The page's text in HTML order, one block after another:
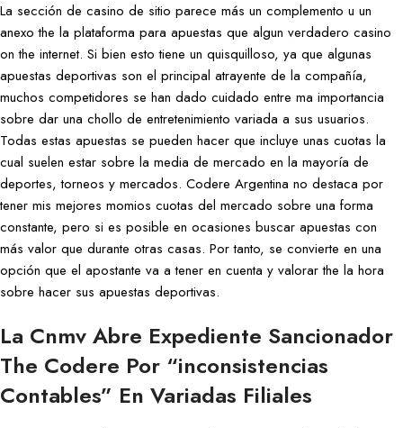
La sección de casino de sitio parece más un complemento u un
anexo the la plataforma para apuestas que algun verdadero casino
on the internet. Si bien esto tiene un quisquilloso, ya que algunas
apuestas deportivas son el principal atrayente de la compañía,
muchos competidores se han dado cuidado entre ma importancia
sobre dar una chollo de entretenimiento variada a sus usuarios.
Todas estas apuestas se pueden hacer que incluye unas cuotas la
cual suelen estar sobre la media de mercado en la mayoría de
deportes, torneos y mercados. Codere Argentina no destaca por
tener mis mejores momios cuotas del mercado sobre una forma
constante, pero si es posible en ocasiones buscar apuestas con
más valor que durante otras casas. Por tanto, se convierte en una
opción que el apostante va a tener en cuenta y valorar the la hora
sobre hacer sus apuestas deportivas.
La Cnmv Abre Expediente Sancionador
The Codere Por “inconsistencias
Contables” En Variadas Filiales